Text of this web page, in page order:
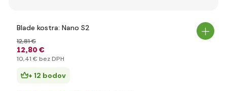
Blade kostra: Nano S2
12,80 €
12,81 €
10,41 € bez DPH
+ 12 bodov